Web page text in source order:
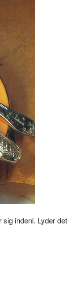
indeni. Lyder det